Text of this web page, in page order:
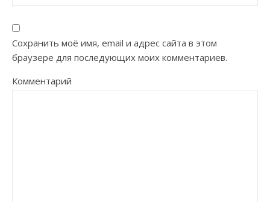
Сохранить моё имя, email и адрес сайта в этом
браузере для последующих моих комментариев.
Комментарий